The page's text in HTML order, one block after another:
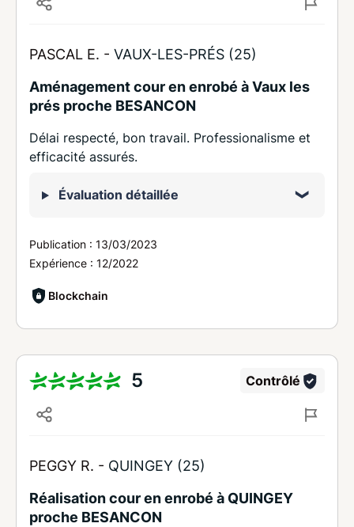
PASCAL E. - VAUX-LES-PRÉS (25)
Aménagement cour en enrobé à Vaux les
prés proche BESANCON
Délai respecté, bon travail. Professionalisme et
efficacité assurés.
Évaluation détaillée
Publication : 13/03/2023
Expérience : 12/2022
Blockchain
5 Contrôlé
PEGGY R. - QUINGEY (25)
Réalisation cour en enrobé à QUINGEY
proche BESANCON